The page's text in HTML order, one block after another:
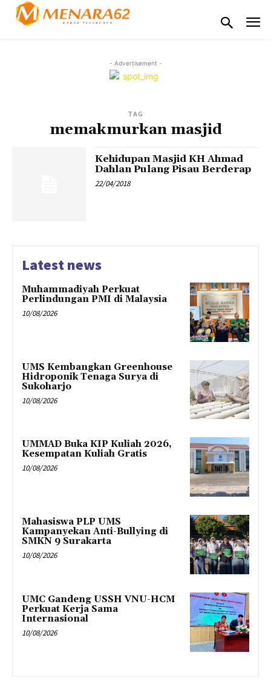
- Advertisement -
TAG
memakmurkan masjid
Kehidupan Masjid KH Ahmad
Dahlan Pulang Pisau Berderap
22/04/2018
Latest news
Muhammadiyah Perkuat
Perlindungan PMI di Malaysia
10/08/2026
UMS Kembangkan Greenhouse
Hidroponik Tenaga Surya di
Sukoharjo
10/08/2026
UMMAD Buka KIP Kuliah 2026,
Kesempatan Kuliah Gratis
10/08/2026
Mahasiswa PLP UMS
Kampanyekan Anti-Bullying di
SMKN 9 Surakarta
10/08/2026
UMC Gandeng USSH VNU-HCM
Perkuat Kerja Sama
Internasional
10/08/2026